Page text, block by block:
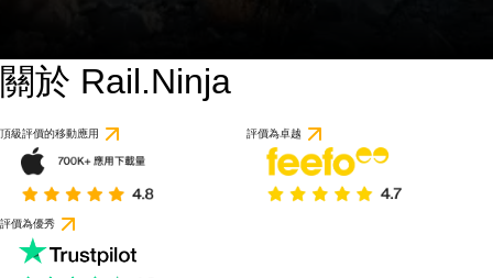
關於 Rail.Ninja
頂級評價的移動應用 評價為卓越
評價為優秀